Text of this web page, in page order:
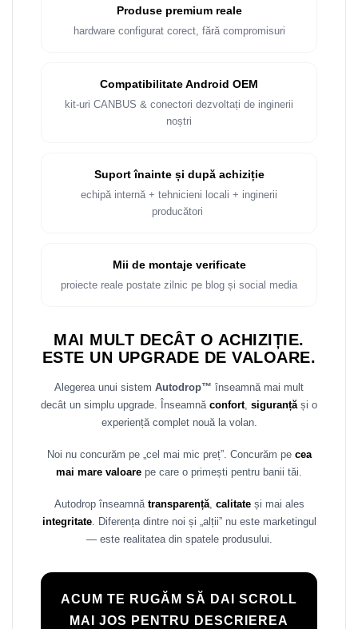
Produse premium reale
hardware configurat corect, fără compromisuri
Compatibilitate Android OEM
kit-uri CANBUS & conectori dezvoltați de inginerii
noștri
Suport înainte și după achiziție
echipă internă + tehnicieni locali + inginerii
producători
Mii de montaje verificate
proiecte reale postate zilnic pe blog și social media
MAI MULT DECÂT O ACHIZIȚIE.
ESTE UN UPGRADE DE VALOARE.
Alegerea unui sistem Autodrop™ înseamnă mai mult
decât un simplu upgrade. Înseamnă confort, siguranțăși o
experiență complet nouă la volan.
Noi nu concurăm pe „cel mai mic preț”. Concurăm pe cea
mai mare valoare pe care o primești pentru banii tăi.
Autodrop înseamnă transparență, calitateși mai ales
integritate. Diferența dintre noi și „alții” nu este marketingul
— este realitatea din spatele produsului.
ACUM TE RUGĂM SĂ DAI SCROLL
MAI JOS PENTRU DESCRIEREA